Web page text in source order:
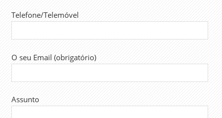
Telefone/Telemóvel
O seu Email (obrigatório)
Assunto